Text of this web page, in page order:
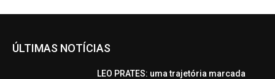
ÚLTIMAS NOTÍCIAS
LEO PRATES: uma trajetória marcada